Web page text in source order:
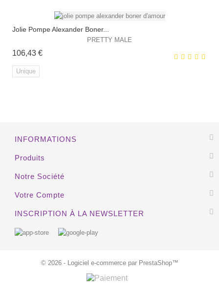
EXCLUSIVITÉ WEB !
HORS STOCK
Jolie Pompe Alexander Boner...
PRETTY MALE
106,43 €Prix
Unique
INFORMATIONS
Produits
Notre Société
Votre Compte
INSCRIPTION À LA NEWSLETTER
© 2026 - Logiciel e-commerce par PrestaShop™